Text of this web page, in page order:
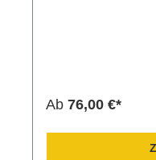
Ab 76,00 €*